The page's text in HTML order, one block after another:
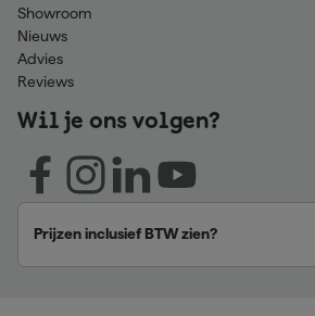
Showroom
Nieuws
Advies
Reviews
Wil je ons volgen?
Prijzen inclusief BTW zien?